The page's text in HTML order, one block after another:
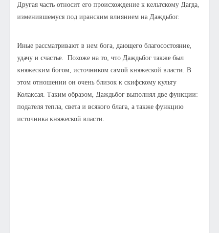
Другая часть относит его происхождение к кельтскому Дагда,
изменившемуся под иранским влиянием на Даждьбог.
Иные рассматривают в нем бога, дающего благосостояние,
удачу и счастье. Похоже на то, что Даждьбог также был
княжеским богом, источником самой княжеской власти. В
этом отношении он очень близок к скифскому культу
Колаксая. Таким образом, Даждьбог выполнял две функции:
подателя тепла, света и всякого блага, а также функцию
источника княжеской власти.